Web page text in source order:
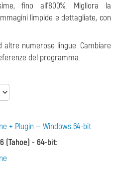
fino all'800%. Migliora la
limpide e dettagliate, con
numerose lingue. Cambiare
del programma.
+ Plugin — Windows 64-bit
(Tahoe) - 64-bit: